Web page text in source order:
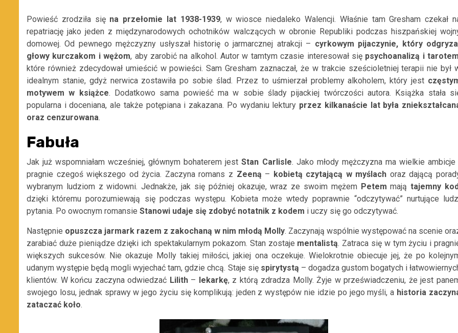
Powieść zrodziła się na przełomie lat 1938-1939, w wiosce niedaleko Walencji. Właśnie tam Gresham czekał
repatriację jako jeden z międzynarodowych ochotników walczących w obronie Republiki podczas hiszpańskiej
domowej. Od pewnego mężczyzny usłyszał historię o jarmarcznej atrakcji – cyrkowym pijaczynie, który
głowy kurczakom i wężom, aby zarobić na alkohol. Autor w tamtym czasie interesował się psychoanalizą i
które równieżzdecydował umieścić w powieści.Sam Gresham zaznaczał, że w trakcie sześcioletniej terapii nie był
idealnym stanie, gdyż nerwica zostawiłapo sobie ślad. Przez to uśmierzał problemy alkoholem, który jest
motywem w książce. Dodatkowo sama powieść ma w sobie ślady pijackiej twórczości autora. Książka stała
popularna i doceniana, ale także potępiana i zakazana. Po wydaniu lektury przez kilkanaście lat była
oraz cenzurowana.
Fabuła
Jak już wspomniałam wcześniej, głównym bohaterem jestStan Carlisle. Jako młody mężczyzna ma wielkie ambicje
pragnie czegoś większego od życia. Zaczyna romans z Zeeną – kobietą czytającą w myślach oraz dającą
wybranym ludziom z widowni. Jednakże, jak się później okazuje, wraz ze swoim mężem Petem majątajemny
dzięki któremu porozumiewają się podczas występu. Kobieta może wtedy poprawnie “odczytywać” nurtujące
pytania. Po owocnym romansie Stanowi udaje się zdobyć notatnik z kodem i uczy się go odczytywać.
Następnie opuszcza jarmark razem z zakochaną w nim młodą Mo lly. Zaczynają wspólnie występować na scenie
zarabiać duże pieniądze dzięki ich spektakularnym pokazom. Stan zostaje mentalistą. Zatraca się w tym życiu i
większych sukcesów. Nie okazuje Molly takiej miłości, jakiej ona oczekuje. Wielokrotnie obiecuje jej, że po
udanym występie będą mogli wyjechać tam, gdzie chcą. Staje się spirytystą – dogadza gustom bogatych i
klientów. W końcu zaczyna odwiedzać Lilith – lekarkę, z którą zdradza Molly. Żyje w przeświadczeniu, że jest
swojego losu, jednak sprawy w jego życiu się komplikują: jeden z występów nie idzie po jego myśli, a historia
zataczać koło.